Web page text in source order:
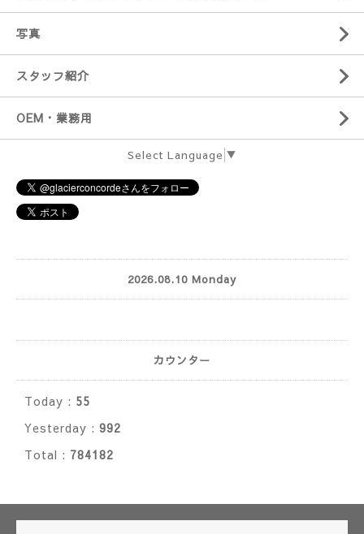
写真
スタッフ紹介
OEM・業務用
Select Language ▼
2026.08.10 Monday
カウンター
Today : 55
Yesterday : 992
Total : 784182